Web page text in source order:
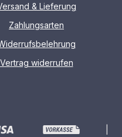
& Lieferung
Zahlungsarten
Vertrag widerrufen